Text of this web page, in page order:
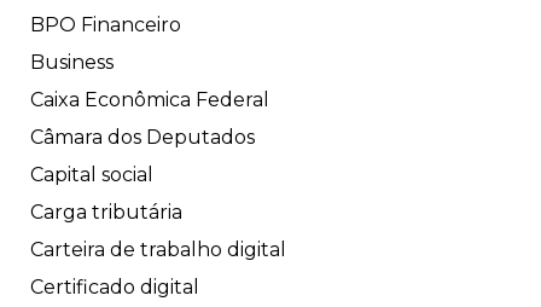
BPO Financeiro
Business
Caixa Econômica Federal
Câmara dos Deputados
Capital social
Carga tributária
Carteira de trabalho digital
Certificado digital